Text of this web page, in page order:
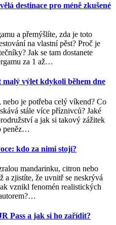
destinace pro méně zkušené
a přemýšlíte, zda je toto
na vlastní pěst? Proč je
Jak se tam dostanete
za 1 až…
výlet kdykoli během dne
je potřeba celý víkend? Co
stále více příznivců? Jaké
a jak si takový zážitek
peněz…
kdo za nimi stojí?
mandarinku, citron nebo
a zjistíte, že uvnitř se neskrývá
vznikl fenomén realistických
…
Pass a jak si ho zařídit?